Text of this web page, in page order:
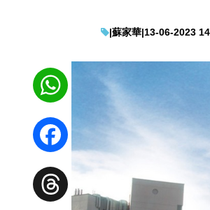
|蘇家華|13-06-2023
WhatsApp
Facebook